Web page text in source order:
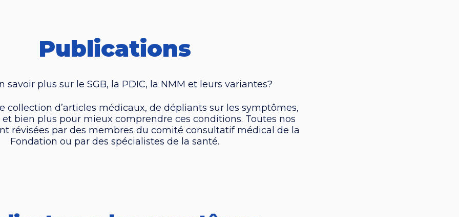
Publications
savoir plus sur le SGB, la PDIC, la NMM et leurs variantes?
collection d’articles médicaux, de dépliants sur les symptômes,
et bien plus pour mieux comprendre ces conditions. Toutes nos
révisées par des membres du comité consultatif médical de la
Fondation ou par des spécialistes de la santé.